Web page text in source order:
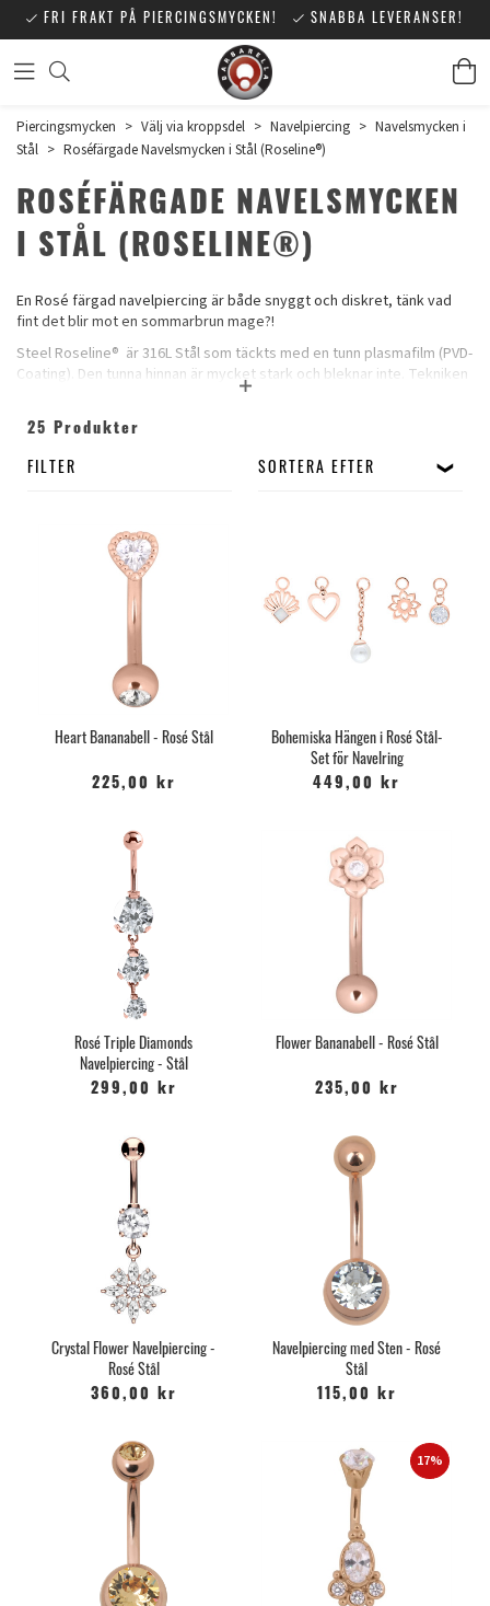
FRI FRAKT PÅ PIERCINGSMYCKEN! SNABBA LEVERANSER!
Piercingsmycken > Välj via kroppsdel > Navelpiercing > Navelsmycken i
Stål > Roséfärgade Navelsmycken i Stål (Roseline®)
ROSÉFÄRGADE NAVELSMYCKEN
I STÅL (ROSELINE®)
En Rosé färgad navelpiercing är både snyggt och diskret, tänk vad
fint det blir mot en sommarbrun mage?!
Steel Roseline® är 316L Stål som täckts med en tunn plasmafilm (PVD-
Coating). Den tunna hinnan är mycket stark och bleknar inte. Tekniken
har använts inom medicinbranschen sedan slutet av 80-talet och
används bland annat till ortopediska implantat för att ge en extra
slitstark yta.
Ser ut som Rosé guld, men det är det inte!
25 Produkter
FILTER SORTERA EFTER
Heart Bananabell - Rosé Stål
225,00 kr
Bohemiska Hängen i Rosé Stål-
Set för Navelring
449,00 kr
Rosé Triple Diamonds
Navelpiercing - Stål
299,00 kr
Flower Bananabell - Rosé Stål
235,00 kr
Crystal Flower Navelpiercing -
Rosé Stål
360,00 kr
Navelpiercing med Sten - Rosé
Stål
115,00 kr
17%